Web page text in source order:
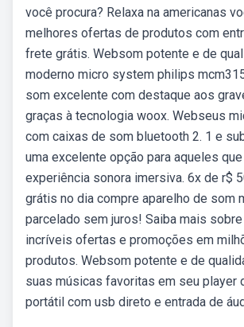
você procura? Relaxa na americanas
melhores ofertas de produtos com
frete grátis. Websom potente e de
moderno micro system philips
som excelente com destaque aos
graças à tecnologia woox. Webseus
com caixas de som bluetooth 2. 1 e
uma excelente opção para aqueles
experiência sonora imersiva. 6x de r$
grátis no dia compre aparelho de som
parcelado sem juros! Saiba mais
incríveis ofertas e promoções em
produtos. Websom potente e de
suas músicas favoritas em seu player
portátil com usb direto e entrada de